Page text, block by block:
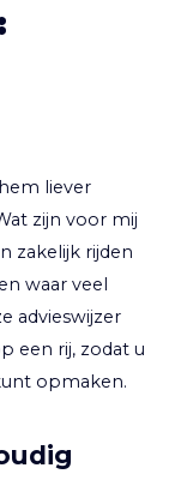
liever
zijn voor mij
zakelijk rijden
waar veel
advieswijzer
een rij, zodat u
opmaken.